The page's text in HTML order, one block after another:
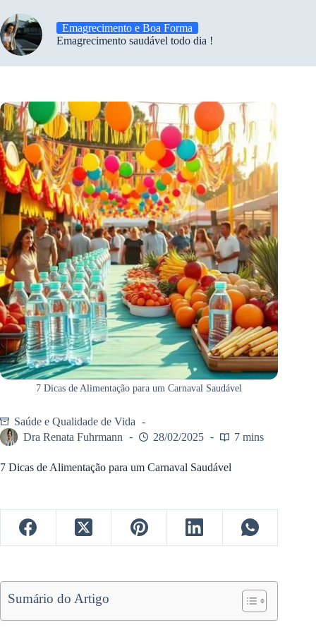
Emagrecimento e Boa Forma
Emagrecimento saudável todo dia !
7 Dicas de Alimentação para um Carnaval Saudável
Saúde e Qualidade de Vida
Dra Renata Fuhrmann
28/02/2025 7 mins
7 Dicas de Alimentação para um Carnaval Saudável
Sumário do Artigo